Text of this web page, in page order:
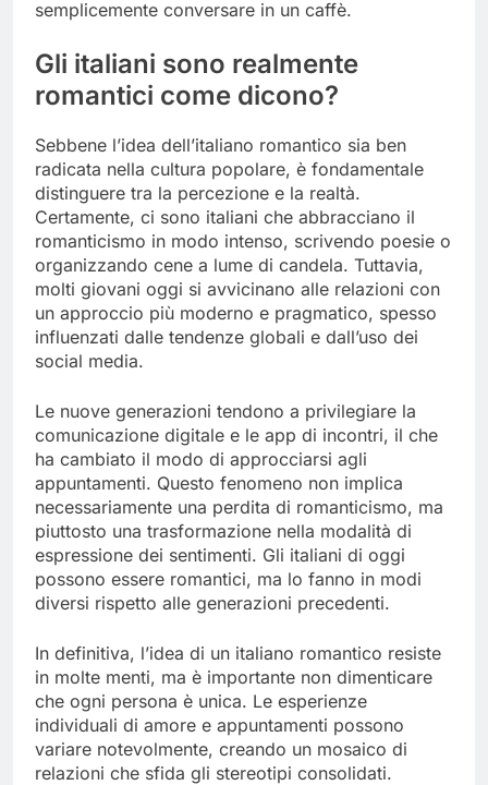
semplicemente conversare in un caffè.
Gli italiani sono realmente
romantici come dicono?
Sebbene l’idea dell’italiano romantico sia ben
radicata nella cultura popolare, è fondamentale
distinguere tra la percezione e la realtà.
Certamente, ci sono italiani che abbracciano il
romanticismo in modo intenso, scrivendo poesie o
organizzando cene a lume di candela. Tuttavia,
molti giovani oggi si avvicinano alle relazioni con
un approccio più moderno e pragmatico, spesso
influenzati dalle tendenze globali e dall’uso dei
social media.
Le nuove generazioni tendono a privilegiare la
comunicazione digitale e le app di incontri, il che
ha cambiato il modo di approcciarsi agli
appuntamenti. Questo fenomeno non implica
necessariamente una perdita di romanticismo, ma
piuttosto una trasformazione nella modalità di
espressione dei sentimenti. Gli italiani di oggi
possono essere romantici, ma lo fanno in modi
diversi rispetto alle generazioni precedenti.
In definitiva, l’idea di un italiano romantico resiste
in molte menti, ma è importante non dimenticare
che ogni persona è unica. Le esperienze
individuali di amore e appuntamenti possono
variare notevolmente, creando un mosaico di
relazioni che sfida gli stereotipi consolidati.